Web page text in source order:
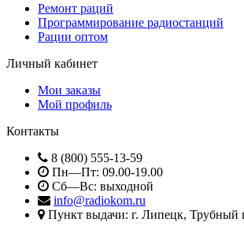
Ремонт раций
Программирование радиостанций
Рации оптом
Личный кабинет
Мои заказы
Мой профиль
Контакты
8 (800) 555-13-59
Пн—Пт: 09.00-19.00
Сб—Вс: выходной
info@radiokom.ru
Пункт выдачи: г. Липецк, Трубный